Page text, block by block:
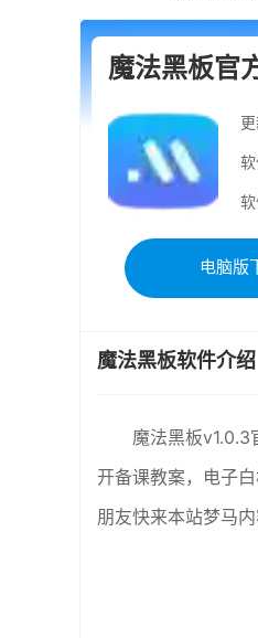
魔法黑板官
更
电脑版
魔法黑板软件介绍
魔法黑板
开备课教案，电子
朋友快来本站梦马内